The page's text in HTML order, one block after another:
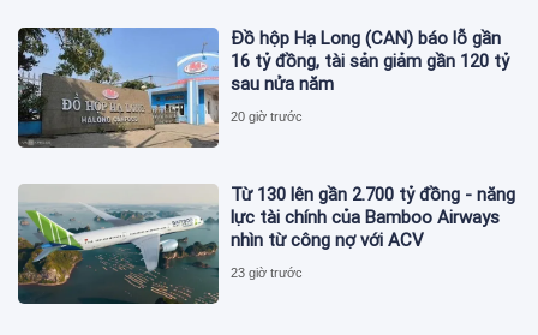
Đồ hộp Hạ Long (CAN) báo lỗ gần
16 tỷ đồng, tài sản giảm gần 120 tỷ
sau nửa năm
20 giờ trước
Từ 130 lên gần 2.700 tỷ đồng - năng
lực tài chính của Bamboo Airways
nhìn từ công nợ với ACV
23 giờ trước